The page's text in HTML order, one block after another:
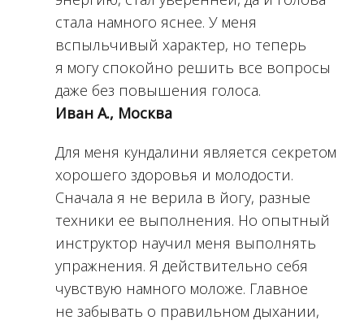
стала намного яснее. У меня
вспыльчивый характер, но теперь
я могу спокойно решить все вопросы
даже без повышения голоса.
Иван А., Москва
Для меня кундалини является секретом
хорошего здоровья и молодости.
Сначала я не верила в йогу, разные
техники ее выполнения. Но опытный
инструктор научил меня выполнять
упражнения. Я действительно себя
чувствую намного моложе. Главное
не забывать о правильном дыхании,